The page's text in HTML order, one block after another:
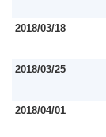
2018/03/18
2018/03/25
2018/04/01